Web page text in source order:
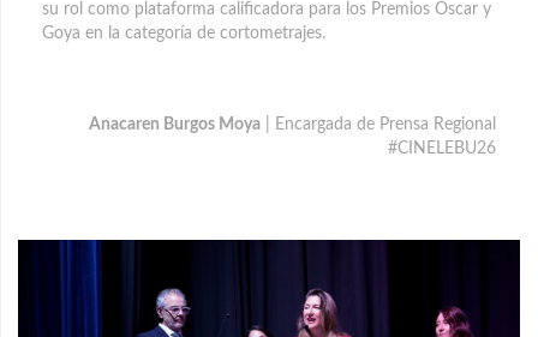
su rol como plataforma calificadora para los Premios Oscar y
Goya en la categoría de cortometrajes.
Anacaren Burgos Moya | Encargada de Prensa Regional
#CINELEBU26